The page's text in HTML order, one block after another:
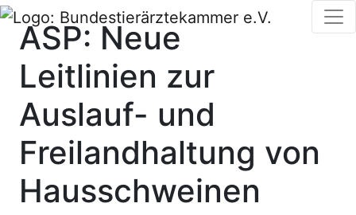
ASP: Neue
Leitlinien zur
Auslauf- und
Freilandhaltung von
Hausschweinen